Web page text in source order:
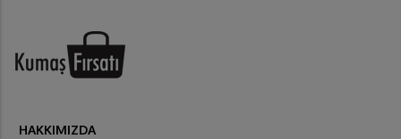
HAKKIMIZDA